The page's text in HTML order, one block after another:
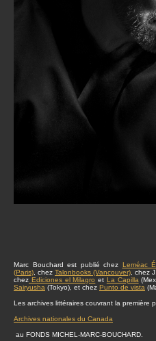
Marc Bouchard est publié chez Leméac
(Paris) , chez Talonbooks (Vancouver) , chez J.
chez Ediciones el Milagro et La Capilla
Sairyusha (Tokyo), et chez Punto de vista
Les archives littéraires couvrant la
Archives nationales du Canada
au FONDS MICHEL-MARC-BOUCHARD.